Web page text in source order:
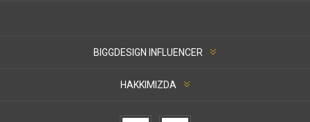
BIGGDESIGN INFLUENCER
HAKKIMIZDA